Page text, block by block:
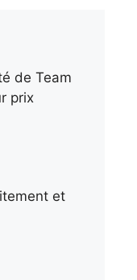
de Team
prix
et